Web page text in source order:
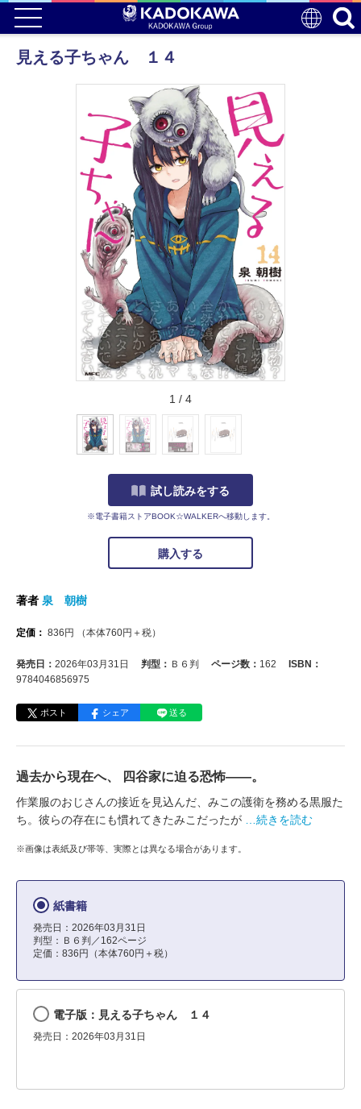
見える子ちゃん １４
1 / 4
試し読みをする
※電子書籍ストアBOOK☆WALKERへ移動します。
購入する
著者 泉 朝樹
定価： 836 円 （本体760円＋税）
発売日： 2026年03月31日 判型： Ｂ６判 ページ数： 162
ISBN：
9784046856975
ポスト シェア 送る
過去から現在へ、 四谷家に迫る恐怖――。
作業服のおじさんの接近を見込んだ、みこの護衛を務める黒服た
ち。彼らの存在にも慣れてきたみこだったが
…続きを読む
※画像は表紙及び帯等、実際とは異なる場合があります。
紙書籍
発売日：2026年03月31日
判型：Ｂ６判／162ページ
定価：836円（本体760円＋税）
電子版：見える子ちゃん １４
発売日：2026年03月31日